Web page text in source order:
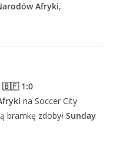
Afryki,
🇧🇫 1:0
na Soccer City
bramkę zdobył Sunday